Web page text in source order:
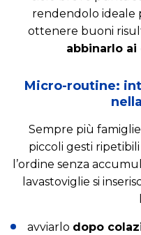
rendendolo ideale
ottenere buoni
abbinarlo
Micro-routine:
Sempre più
piccoli gesti
l’ordine senza
lavastoviglie si
avviarlo dopo